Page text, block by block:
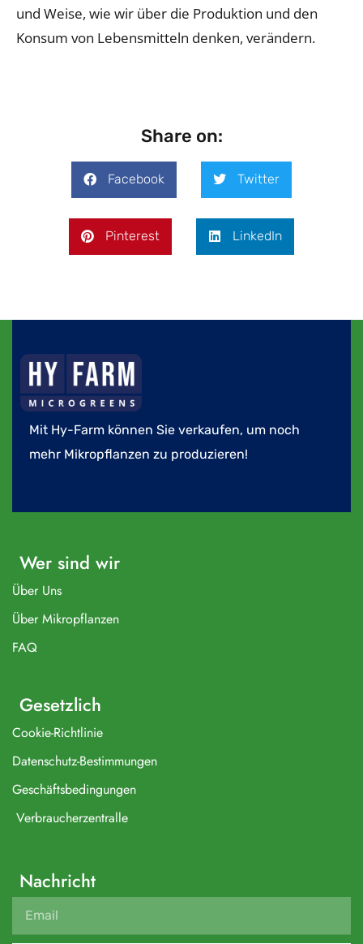
und Weise, wie wir über die Produktion und den
Konsum von Lebensmitteln denken, verändern.
Share on:
Facebook Twitter
Pinterest LinkedIn
Mit Hy-Farm können Sie verkaufen, um noch
mehr Mikropflanzen zu produzieren!
Wer sind wir
Über Uns
Über Mikropflanzen
FAQ
Gesetzlich
Cookie-Richtlinie
Datenschutz-Bestimmungen
Geschäftsbedingungen
Verbraucherzentralle
Nachricht